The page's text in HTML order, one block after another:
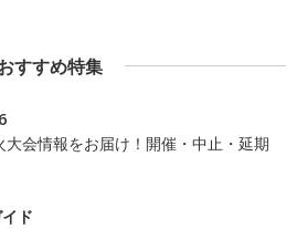
すすめ特集
大会情報をお届け！開催・中止・延期
ド